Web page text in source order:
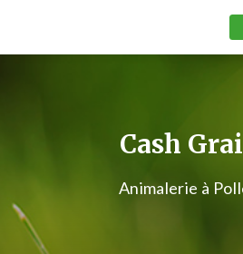
Cash
Animalerie à